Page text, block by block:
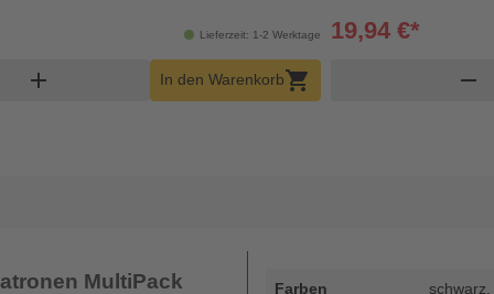
Lieferzeit: 1-2 Werktage
Menge
add In den Warenkorbshopping_cart
19,94 €*
remove
MultiPack
Farben